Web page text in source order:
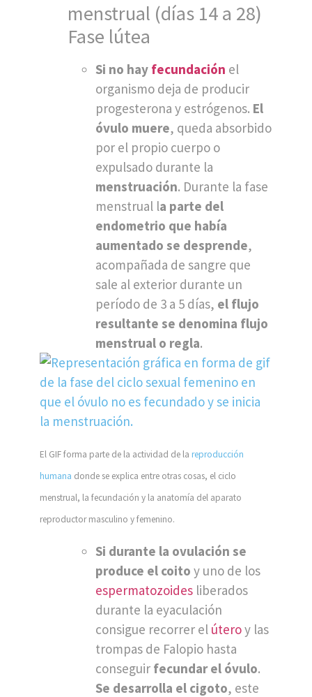
menstrual (días 14 a 28)
Fase lútea
Si no hay fecundación el
organismo deja de producir
progesterona y estrógenos. El
óvulo muere, queda absorbido
por el propio cuerpo o
expulsado durante la
menstruación. Durante la fase
menstrual la parte del
endometrio que había
aumentado se desprende,
acompañada de sangre que
sale al exterior durante un
período de 3 a 5 días, el flujo
resultante se denomina flujo
menstrual o regla.
El GIF forma parte de la actividad de la reproducción
humana donde se explica entre otras cosas, el ciclo
menstrual, la fecundación y la anatomía del aparato
reproductor masculino y femenino.
Si durante la ovulación se
produce el coito y uno de los
espermatozoides liberados
durante la eyaculación
consigue recorrer el úteroy las
trompas de Falopio hasta
conseguir fecundar el óvulo.
Se desarrolla el cigoto, este